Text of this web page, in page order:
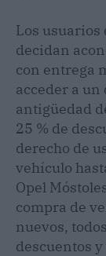
Los usuarios
decidan
con entrega
acceder a un
antigüedad
25 % de
derecho de
vehículo
Opel
compra de
nuevos,
descuentos